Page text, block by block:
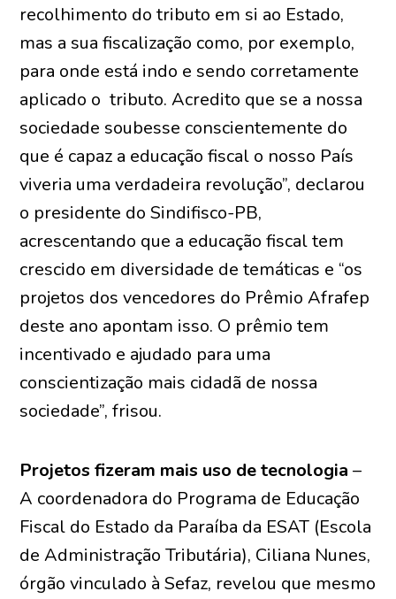
recolhimento do tributo em si ao Estado,
mas a sua fiscalização como, por exemplo,
para onde está indo e sendo corretamente
aplicado o tributo. Acredito que se a nossa
sociedade soubesse conscientemente do
que é capaz a educação fiscal o nosso País
viveria uma verdadeira revolução”, declarou
o presidente do Sindifisco-PB,
acrescentando que a educação fiscal tem
crescido em diversidade de temáticas e “os
projetos dos vencedores do Prêmio Afrafep
deste ano apontam isso. O prêmio tem
incentivado e ajudado para uma
conscientização mais cidadã de nossa
sociedade”, frisou.
Projetos fizeram mais uso de tecnologia –
A coordenadora do Programa de Educação
Fiscal do Estado da Paraíba da ESAT (Escola
de Administração Tributária), Ciliana Nunes,
órgão vinculado à Sefaz, revelou que mesmo